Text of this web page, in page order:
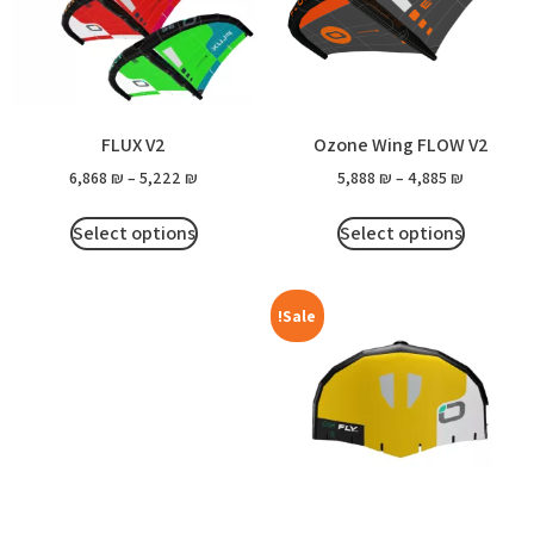
Ozone Wing FLOW V2
4,885 ₪
–
5,888 ₪
Select options
FLUX V2
5,222 ₪
–
6,868 ₪
Select options
Sale!